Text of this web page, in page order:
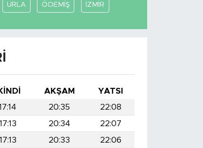
URLA ÖDEMİŞ İZMİR
AKŞAM
YATSI
20:35
22:08
17:13 20:34
22:07
17:13 20:33
22:06